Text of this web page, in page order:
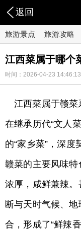
返回
旅游景点 旅游攻略
江西菜属于哪个
时间：2026-04-23 14:46:13
江西菜属于赣
在继承历代“文人
的“家乡菜”，深度
赣菜的主要风味
浓厚，咸鲜兼辣。
断与天时气候、
合，形成了“鲜辣